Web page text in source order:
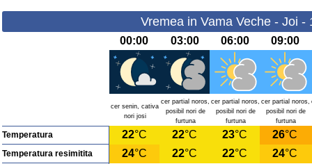
Vremea in Vama Veche - Joi -
00:00 03:00 06:00 09:00
cer senin, cativa
nori josi
cer partial noros,
posibil nori de
furtuna
cer partial noros,
posibil nori de
furtuna
cer partial noros,
posibil nori de
furtuna
Temperatura 22°C 22°C 23°C 26°C
Temperatura resimitita 24°C 22°C 22°C 24°C